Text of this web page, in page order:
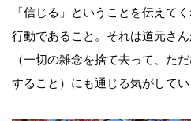
「信じる」ということを伝えて
行動であること。それは道元さ
（一切の雑念を捨て去って、た
すること）にも通じる気がしてい